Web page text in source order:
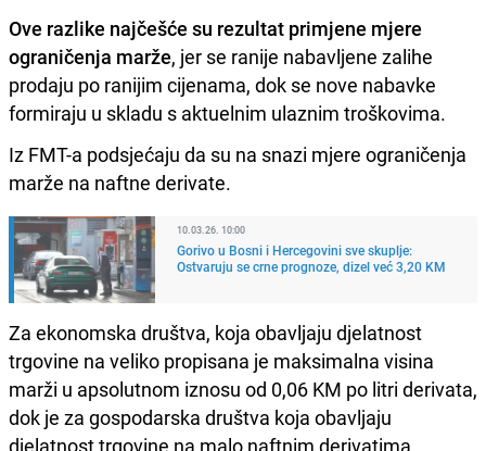
Ove razlike najčešće su rezultat primjene mjere
ograničenja marže, jer se ranije nabavljene zalihe
prodaju po ranijim cijenama, dok se nove nabavke
formiraju u skladu s aktuelnim ulaznim troškovima.
Iz FMT-a podsjećaju da su na snazi mjere ograničenja
marže na naftne derivate.
10.03.26. 10:00
Gorivo u Bosni i Hercegovini sve skuplje:
Ostvaruju se crne prognoze, dizel već 3,20 KM
Za ekonomska društva, koja obavljaju djelatnost
trgovine na veliko propisana je maksimalna visina
marži u apsolutnom iznosu od 0,06 KM po litri derivata,
dok je za gospodarska društva koja obavljaju
djelatnost trgovine na malo naftnim derivatima